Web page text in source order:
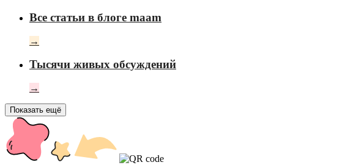
Все статьи в блоге maam
→
Тысячи живых обсуждений
→
Показать ещё